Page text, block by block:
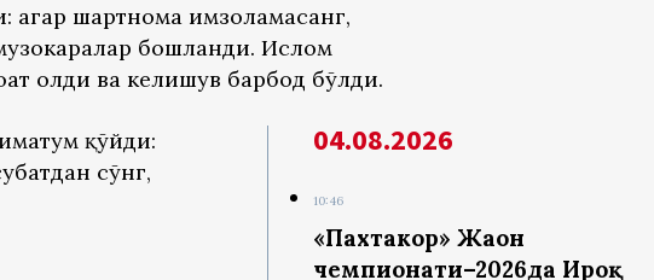
агар шартнома имзоламасанг,
бошланди. Ислом
олди ва келишув барбод бўлди.
04.08.2026
10:46
«Пахтакор» Жаҳон
чемпионати–2026да Ироқ
қўйди:
сўнг,